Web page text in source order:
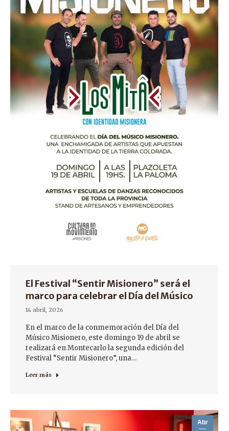
El Festival “Sentir Misionero” será el
marco para celebrar el Día del Músico
14 abril, 2026
En el marco de la conmemoración del Día del
Músico Misionero, este domingo 19 de abril se
realizará en Montecarlo la segunda edición del
Festival “Sentir Misionero”, una…
Leer más
Abr